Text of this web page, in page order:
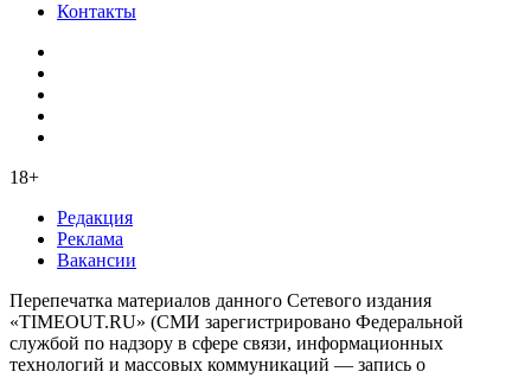
Контакты
18+
Редакция
Реклама
Вакансии
Перепечатка материалов данного Сетевого издания
«TIMEOUT.RU» (СМИ зарегистрировано Федеральной
службой по надзору в сфере связи, информационных
технологий и массовых коммуникаций — запись о